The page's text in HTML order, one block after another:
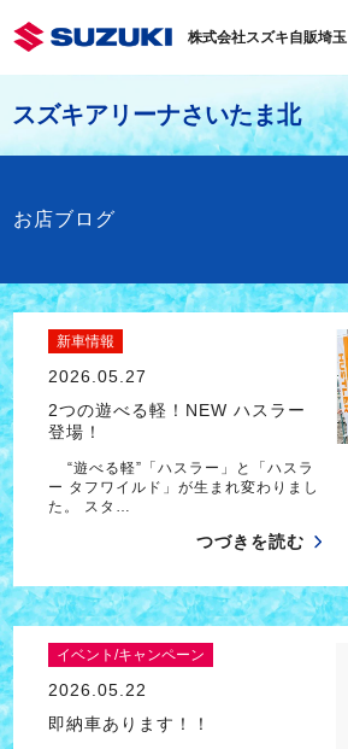
株式会社スズキ自販埼玉
スズキアリーナさいたま北
お店ブログ
新車情報
2026.05.27
2つの遊べる軽！NEW ハスラー
登場！
“遊べる軽”「ハスラー」と「ハスラ
ー タフワイルド」が生まれ変わりまし
た。 スタ…
つづきを読む
イベント/キャンペーン
2026.05.22
即納車あります！！